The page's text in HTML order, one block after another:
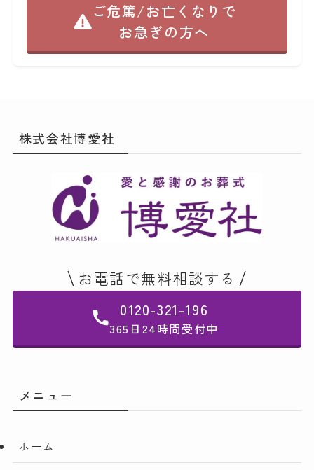
ご危篤/お亡くなりで
お急ぎの方へ
株式会社博愛社
お電話で無料相談する
0120-321-196
365日24時間受付中
メニュー
ホーム